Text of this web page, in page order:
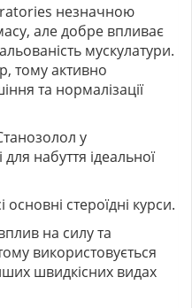
незначною
але добре впливає
мускулатури.
тому активно
та нормалізації
у
набуття ідеальної
стероїдні курси.
на силу та
використовується
швидкісних видах